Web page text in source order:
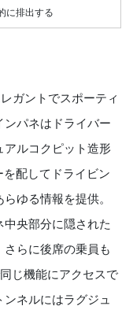
に排出する
ガントでスポーティ
パネはドライバー
ルコクピット造形
配してドライビン
ゆる情報を提供。
央部分に隠された
らに後席の乗員も
じ機能にアクセスで
ネルにはラグジュ